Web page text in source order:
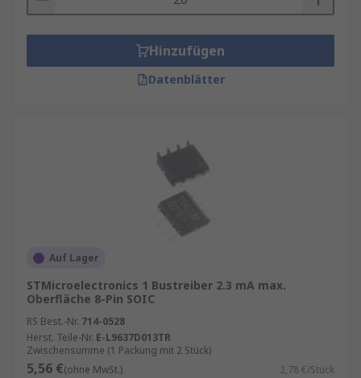
Hinzufügen
Datenblätter
Auf Lager
STMicroelectronics 1 Bustreiber 2.3 mA max.
Oberfläche 8-Pin SOIC
RS Best.-Nr. 714-0528
Herst. Teile-Nr. E-L9637D013TR
Zwischensumme (1 Packung mit 2 Stück)
5,56 €(ohne MwSt.) 2,78 €/Stück